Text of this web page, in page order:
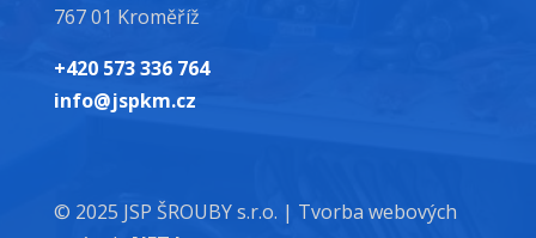
767 01 Kroměříž
+420 573 336 764
info@jspkm.cz
© 2025 JSP ŠROUBY s.r.o. | Tvorba webových